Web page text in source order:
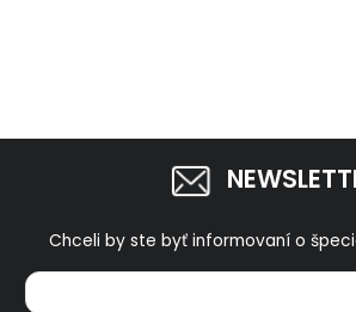
Chceli by ste byť informovaní o